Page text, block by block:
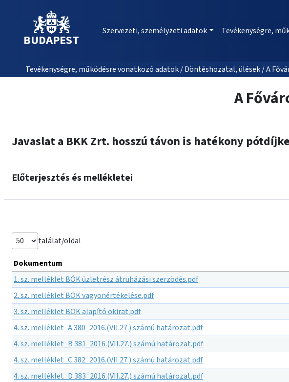
BUDAPEST
Szervezeti, személyzeti adatok Tevékenységre,
Tevékenységre, működésre vonatkozó adatok / Döntéshozatal, ülések / A
A
Javaslat a BKK Zrt. hosszú távon is hatékony
Előterjesztés és mellékletei
találat/oldal
Dokumentum
1. sz. melléklet BÖK üzletrész átruházási szerzödés.pdf
2. sz. melléklet BÖK vagyonértékelése.pdf
3. sz. melléklet BÖK alapító okirat.pdf
4. sz. melléklet_A 380_2016.(VII.27.) számú határozat.pdf
4. sz. melléklet_B 381_2016.(VII.27.) számú határozat.pdf
4. sz. melléklet_C 382_2016.(VII.27.) számú határozat.pdf
4. sz. melléklet_D 383_2016.(VII.27.) számú határozat.pdf